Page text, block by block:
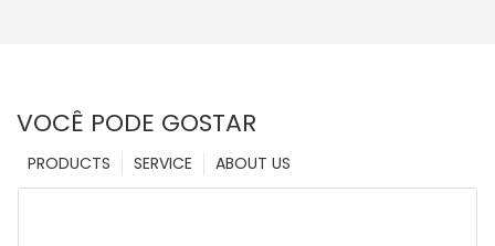
VOCÊ PODE GOSTAR
ABOUT US
SERVICE
PRODUCTS